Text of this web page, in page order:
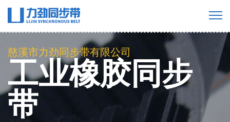
慈溪市力劲同步带有限公司
工业橡胶同步
带